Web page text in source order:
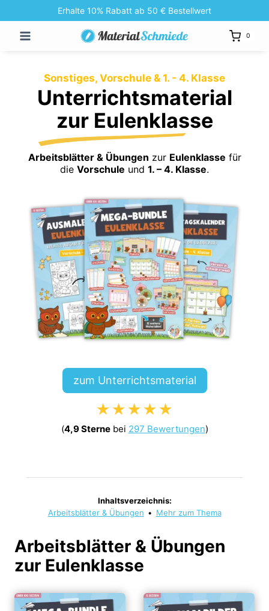
Inhalt
springen
Erhalte 10% Rabatt ab 50 € Bestellwert
0
Sonstiges, Vorschule & 1. - 4. Klasse
Unterrichtsmaterial
zur Eulenklasse
Arbeitsblätter & Übungen zur Eulenklasse für
die Vorschule und 1. – 4. Klasse.
zum Unterrichtsmaterial
★★★★★
(4,9 Sternebei 297 Bewertungen)
Inhaltsverzeichnis:
Arbeitsblätter & Übungen • Mehr zum Thema
Arbeitsblätter & Übungen
zur Eulenklasse